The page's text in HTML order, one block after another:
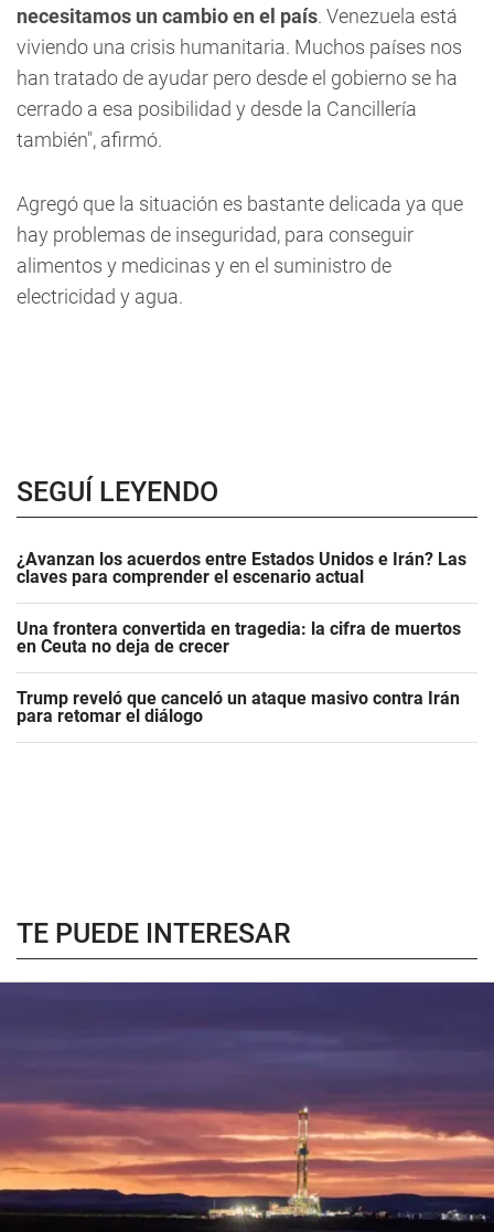
necesitamos un cambio en el país. Venezuela está
viviendo una crisis humanitaria. Muchos países nos
han tratado de ayudar pero desde el gobierno se ha
cerrado a esa posibilidad y desde la Cancillería
también", afirmó.
Agregó que la situación es bastante delicada ya que
hay problemas de inseguridad, para conseguir
alimentos y medicinas y en el suministro de
electricidad y agua.
SEGUÍ LEYENDO
¿Avanzan los acuerdos entre Estados Unidos e Irán? Las
claves para comprender el escenario actual
Una frontera convertida en tragedia: la cifra de muertos
en Ceuta no deja de crecer
Trump reveló que canceló un ataque masivo contra Irán
para retomar el diálogo
TE PUEDE INTERESAR